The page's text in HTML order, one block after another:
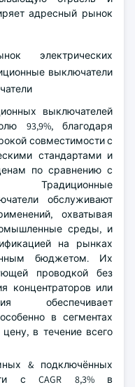
адресный рынок
электрических
выключатели
выключателей
93,9%, благодаря
совместимости с
стандартами и
по сравнению с
Традиционные
обслуживают
охватывая
среды, и
на рынках
бюджетом. Их
проводкой без
концентраторов или
обеспечивает
в сегментах
в течение всего
& подключённых
с CAGR 8,3% в